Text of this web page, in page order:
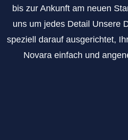
bis zur Ankunft am neuen
uns um jedes Detail Unsere
speziell darauf ausgerichtet,
Novara einfach und